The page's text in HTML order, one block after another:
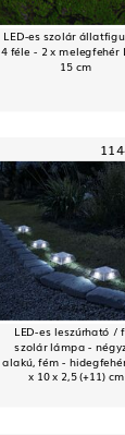
LED-es szolár
4 féle - 2 x melegfehér
15 cm
LED-es leszúrható /
szolár lámpa -
alakú, fém -
x 10 x 2,5 (+11) cm